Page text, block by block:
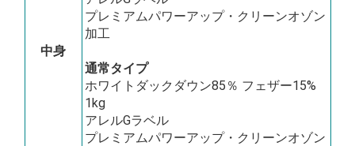
中身
プレミアムパワーアップ・クリーンオゾン
加工
通常タイプ
ホワイトダックダウン85％ フェザー15%
1kg
アレルGラベル
プレミアムパワーアップ・クリーンオゾン